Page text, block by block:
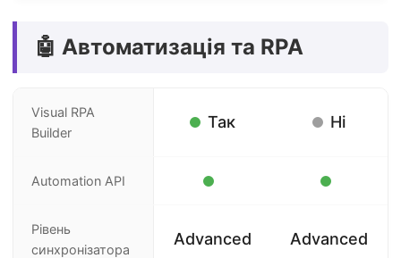
🤖 Автоматизація та RPA
Visual RPA
Builder
Так Ні
Automation API
Рівень
синхронізатора
Advanced Advanced